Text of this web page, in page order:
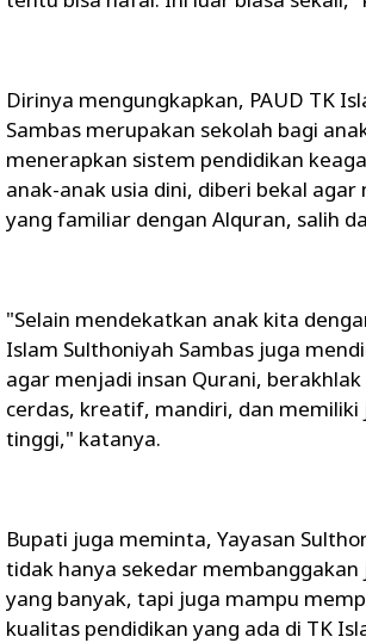
Dirinya mengungkapkan, PAUD TK
Sambas merupakan sekolah bagi
menerapkan sistem pendidikan
anak-anak usia dini, diberi bekal agar
yang familiar dengan Alquran, salih
"Selain mendekatkan anak kita
Islam Sulthoniyah Sambas juga
agar menjadi insan Qurani,
cerdas, kreatif, mandiri, dan memiliki
tinggi," katanya.
Bupati juga meminta, Yayasan
tidak hanya sekedar membanggakan
yang banyak, tapi juga mampu
kualitas pendidikan yang ada di TK